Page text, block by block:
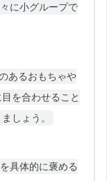
に小グループで
あるおもちゃや
を合わせること
しょう。
具体的に褒める